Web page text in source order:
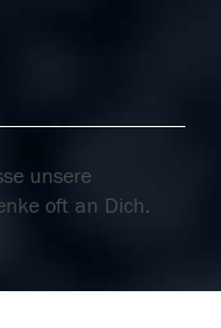
unsere
oft an Dich.